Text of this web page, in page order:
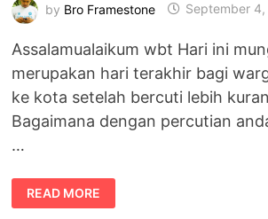
by Bro Framestone September 4,
Assalamualaikum wbt Hari ini
merupakan hari terakhir bagi
ke kota setelah bercuti lebih
Bagaimana dengan percutian
…
SPEED
TRAP
MUSIM
READ MORE